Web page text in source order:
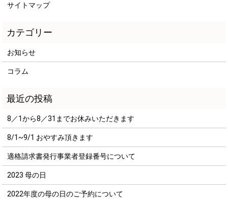
サイトマップ
お知らせ
コラム
8／1から8／31までお休みいただきます
8/1~9/1 おやすみ頂きます
適格請求書発行事業者登録番号について
2023 母の日
2022年度の母の日のご予約について